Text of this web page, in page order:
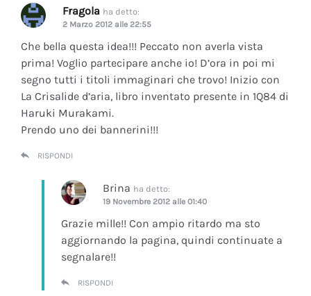
Fragola ha detto:
2 Marzo 2012 alle 22:55
Che bella questa idea!!! Peccato non averla vista
prima! Voglio partecipare anche io! D’ora in poi mi
segno tutti i titoli immaginari che trovo! Inizio con
La Crisalide d’aria, libro inventato presente in 1Q84 di
Haruki Murakami.
Prendo uno dei bannerini!!!
RISPONDI
Brina ha detto:
19 Novembre 2012 alle 01:40
Grazie mille!! Con ampio ritardo ma sto
aggiornando la pagina, quindi continuate a
segnalare!!
RISPONDI